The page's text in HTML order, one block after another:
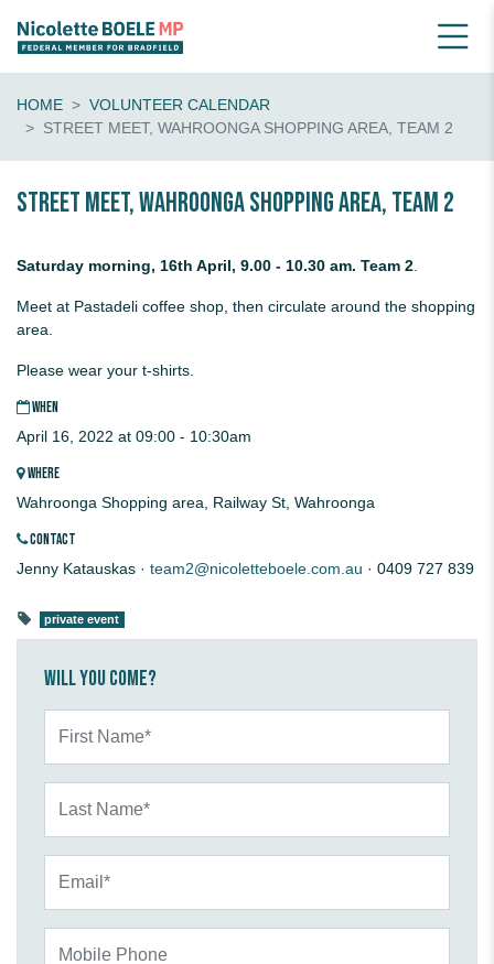
HOME
VOLUNTEER CALENDAR
STREET MEET, WAHROONGA SHOPPING AREA, TEAM 2
Street Meet, Wahroonga shopping area, Team 2
Saturday morning, 16th April, 9.00 - 10.30 am. Team 2.
Meet at Pastadeli coffee shop, then circulate around the shopping
area.
Please wear your t-shirts.
WHEN
April 16, 2022 at 09:00 - 10:30am
WHERE
Wahroonga Shopping area, Railway St, Wahroonga
CONTACT
Jenny Katauskas · team2@nicoletteboele.com.au · 0409 727 839
private event
Will you come?